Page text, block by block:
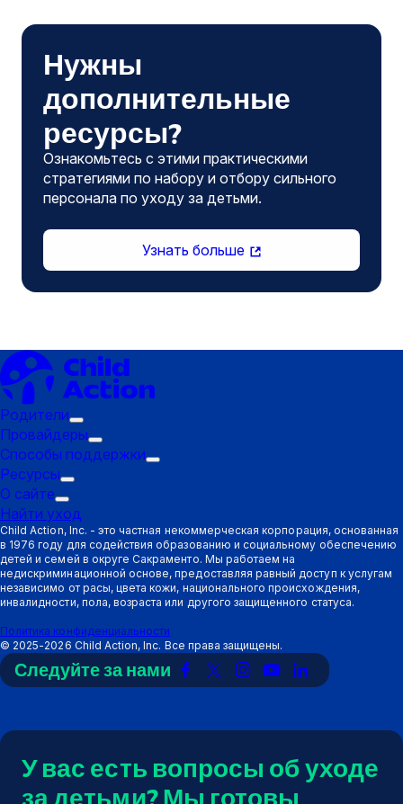
Нужны
дополнительные
ресурсы?
Ознакомьтесь с этими практическими
стратегиями по набору и отбору сильного
персонала по уходу за детьми.
Узнать больше
(открывается
в
новом
Родители
Подменю
"Триггер":
Родители
Провайдеры
Подменю
"Триггер":
Способы поддержки
Подменю
поддержки
Ресурсы
Подменю
"Триггер":
Ресурсы
О сайте
Подменю
"Триггер":
О
сайте
Найти уход
Child Action, Inc. - это частная некоммерческая корпорация, основанная
в 1976 году для содействия образованию и социальному обеспечению
детей и семей в округе Сакраменто. Мы работаем на
недискриминационной основе, предоставляя равный доступ к услугам
независимо от расы, цвета кожи, национального происхождения,
инвалидности, пола, возраста или другого защищенного статуса.
Политика конфиденциальности
© 2025-2026 Child Action, Inc. Все права защищены.
Следуйте за нами Ссылка
на
Ссылка
на
(Twitter)
Ссылка
на
Ссылка
на
Ссылка
на
У вас есть вопросы об уходе
за детьми? Мы готовы